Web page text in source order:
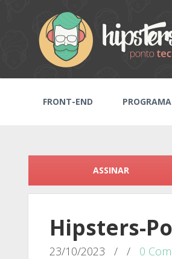
FRONT-END
ASSINAR
Hipsters-
23/10/2023 / / 0